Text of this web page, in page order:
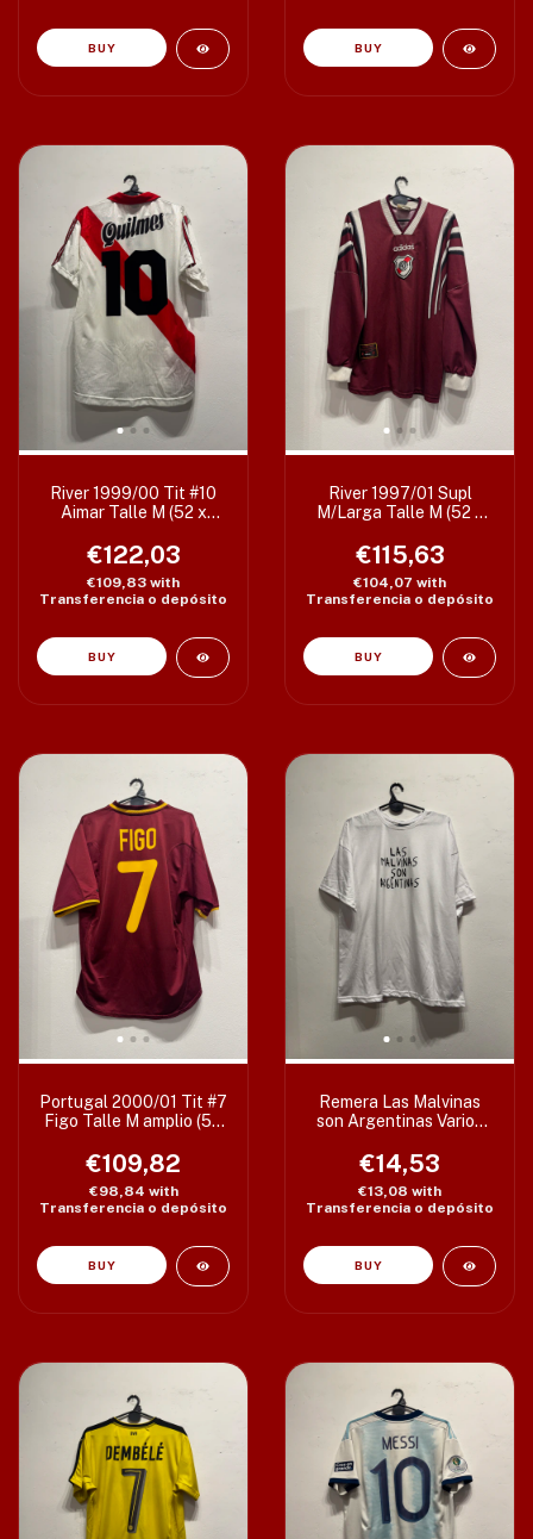
BUY
River 1999/00 Tit #10
Aimar Talle M (52 x
€122,03
€109,83 with
Transferencia o depósito
River 1997/01 Supl
M/Larga Talle M (52 x
€115,63
€104,07 with
Transferencia o depósito
Portugal 2000/01 Tit #7
Figo Talle M amplio (55
€109,82
€98,84 with
Transferencia o depósito
Remera Las Malvinas
son Argentinas Varios
€14,53
€13,08 with
Transferencia o depósito
BUY